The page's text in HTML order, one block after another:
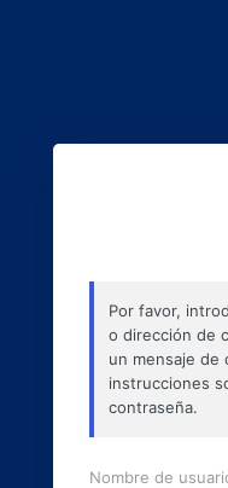
Por favor,
o dirección de
un mensaje de
instrucciones
contraseña.
Nombre de